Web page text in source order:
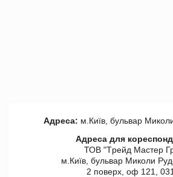
Адреса: м.Київ, бульвар
Адреса для
ТОВ "Tрейд Мастер
м.Київ, бульвар Миколи
2 поверх, оф 121,